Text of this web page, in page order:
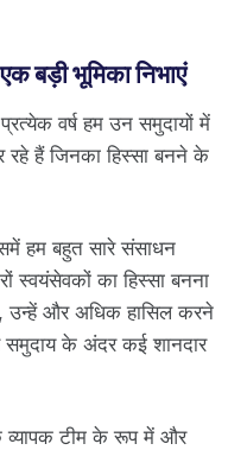
बड़ी भूमिका निभाएं
वर्ष हम उन समुदायों में
हैं जिनका हिस्सा बनने के
हम बहुत सारे संसाधन
स्वयंसेवकों का हिस्सा बनना
उन्हें और अधिक हासिल करने
के अंदर कई शानदार
व्यापक टीम के रूप में और